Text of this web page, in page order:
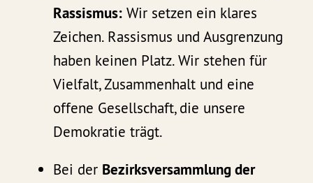
Rassismus: Wir setzen ein klares
Zeichen. Rassismus und Ausgrenzung
haben keinen Platz. Wir stehen für
Vielfalt, Zusammenhalt und eine
offene Gesellschaft, die unsere
Demokratie trägt.
Bei der Bezirksversammlung der